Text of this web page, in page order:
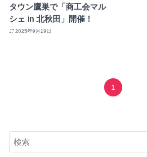
タウン鷹巣で「商工会マル
シェ in 北秋田」開催！
2025年9月19日
1